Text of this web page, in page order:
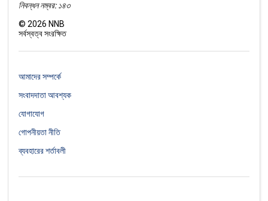
নিবন্ধন নম্বর: ১৪৩
©2026 NNB
সর্বস্বত্ব সংরক্ষিত
আমাদের সম্পর্কে
সংবাদদাতা আবশ্যক
যোগাযোগ
গোপনীয়তা নীতি
ব্যবহারের শর্তাবলী